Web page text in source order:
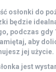
osłonki do
będzie
podczas gdy
aby
jej użycie.
jest